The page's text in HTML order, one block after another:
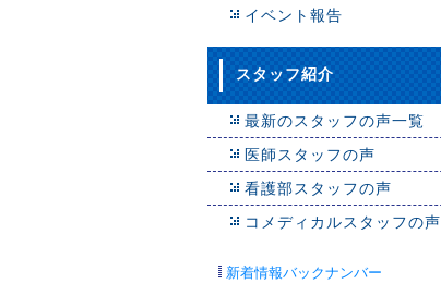
イベント報告
スタッフ紹介
最新のスタッフの声一覧
医師スタッフの声
看護部スタッフの声
コメディカルスタッフの声
新着情報バックナンバー